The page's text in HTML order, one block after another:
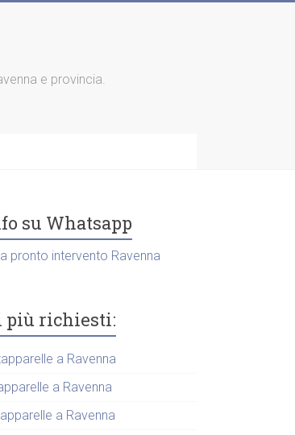
e provincia.
su Whatsapp
più richiesti:
a Ravenna
a Ravenna
a Ravenna